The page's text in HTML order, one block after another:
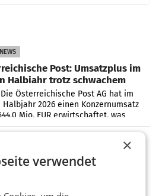
Post: Umsatzplus im
Halbjahr trotz schwachem
Österreichische Post AG hat im
Halbjahr 2026 einen Konzernumsatz
Mio. EUR erwirtschaftet, was
von 3,8 Prozent gegenüber dem
spart und macht
viel Gewinn
MAILAND/AMSTERDAM. Der
×
verwendet